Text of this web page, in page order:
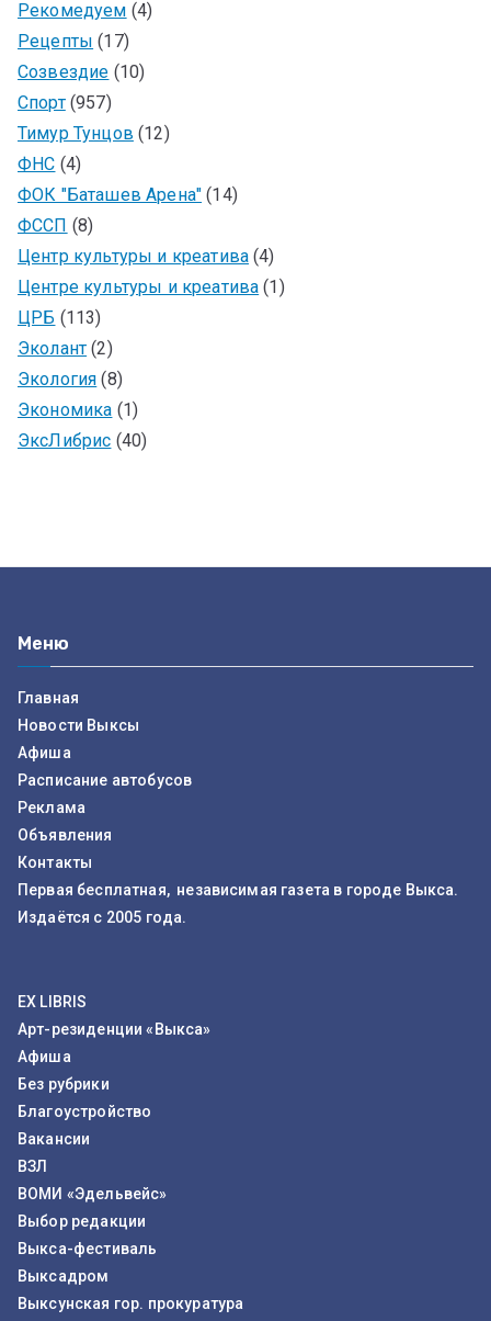
Рекомедуем (4)
Рецепты (17)
Созвездие (10)
Спорт(957)
Тимур Тунцов (12)
ФНС (4)
ФОК "Баташев Арена" (14)
ФССП (8)
Центр культуры и креатива (4)
Центре культуры и креатива (1)
ЦРБ (113)
Эколант (2)
Экология (8)
Экономика (1)
ЭксЛибрис (40)
Меню
Главная
Новости Выксы
Афиша
Расписание автобусов
Реклама
Объявления
Контакты
Первая бесплатная, независимая газета в городе Выкса.
Издаётся с 2005 года.
EX LIBRIS
Арт-резиденции «Выкса»
Афиша
Без рубрики
Благоустройство
Вакансии
ВЗЛ
ВОМИ «Эдельвейс»
Выбор редакции
Выкса-фестиваль
Выксадром
Выксунская гор. прокуратура